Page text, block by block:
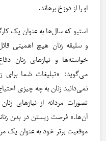
او را از دوزخ برهاند.
استیو که سال‌ها به عنوان یک
و سلیقه زنان هیچ اهمیتی
خواسته‌ها و نیازهای زنان
می‌گوید: «تبلیغات شما برای
نمی‌دانید زنان به چه چیزی
تصورات مردانه از نیازهای
آن‌ها.» فرصت زیستن در بدن
موقعیت برتر خود به عنوان یک